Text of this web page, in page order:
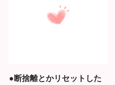
●断捨離とかリセットした